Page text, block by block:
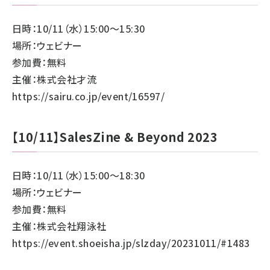
日時：10/11（水）15:00～15:30
場所：ウェビナー
参加費：無料
主催：株式会社才流
https://sairu.co.jp/event/16597/
【10/11】SalesZine & Beyond 2023
日時：10/11（水）15:00～18:30
場所：ウェビナー
参加費：無料
主催：株式会社翔泳社
https://event.shoeisha.jp/slzday/20231011/#1483